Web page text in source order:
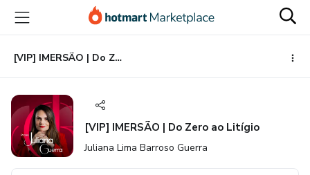
para
conteúdo
principal
para
pagamento
para
rodapé
[VIP] IMERSÃO | Do Zero ao Litígio
[VIP] IMERSÃO | Do Zero ao Litígio
Juliana Lima Barroso Guerra